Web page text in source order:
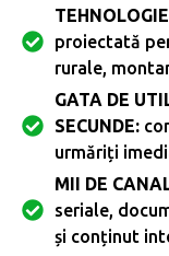
proiectată
rurale,
GATA DE
SECUNDE:
urmăriți
MII DE
seriale,
și conținut